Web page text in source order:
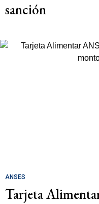
sanción
ANSES
Tarjeta